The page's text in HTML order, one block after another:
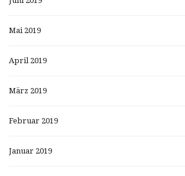
Mai 2019
April 2019
März 2019
Februar 2019
Januar 2019